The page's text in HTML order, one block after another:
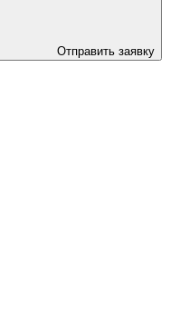
Отправить заявку